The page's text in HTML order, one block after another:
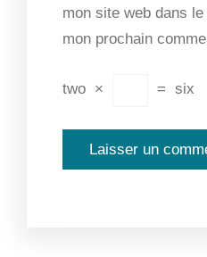
mon site web dans
mon prochain
two × = six